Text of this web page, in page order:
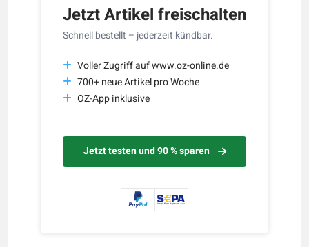
Jetzt Artikel freischalten
Schnell bestellt – jederzeit kündbar.
Voller Zugriff auf www.oz-online.de
700+ neue Artikel pro Woche
OZ-App inklusive
Jetzt testen und 90 % sparen